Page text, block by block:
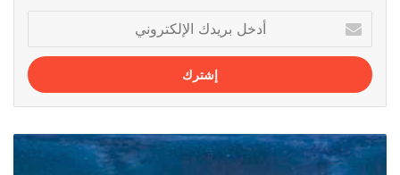
بريدك
الإلكتروني
نزل